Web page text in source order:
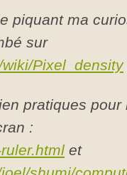
piquant ma
sur
Pixel_density
pratiques
:
et